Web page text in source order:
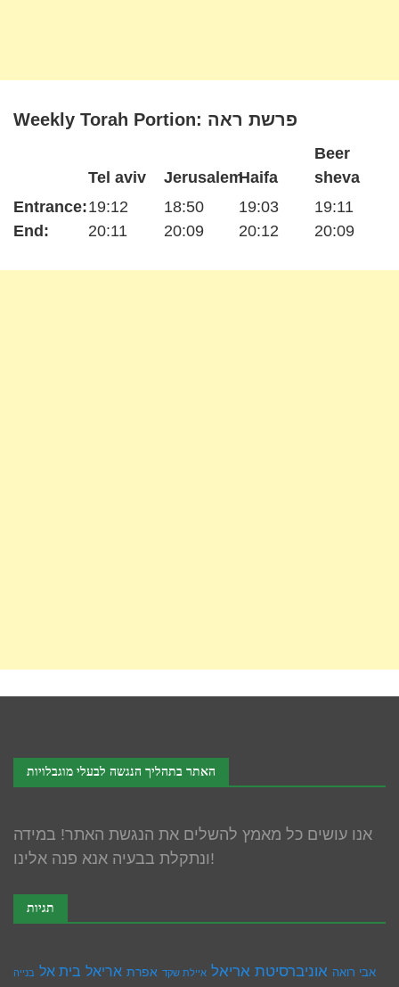
Weekly Torah Portion: פרשת ראה
Entrance:
End:
Tel aviv
19:12
20:11
Jerusalem
18:50
20:09
Haifa
19:03
20:12
Beer
sheva
19:11
20:09
האתר בתהליך הנגשה לבעלי מוגבלויות
אנו עושים כל מאמץ להשלים את הנגשת האתר! במידה
ונתקלת בבעיה אנא פנה אלינו!
תגיות
אבי רואה אוניברסיטת אריאל איילת שקד אפרת אריאל בית אל בנייה